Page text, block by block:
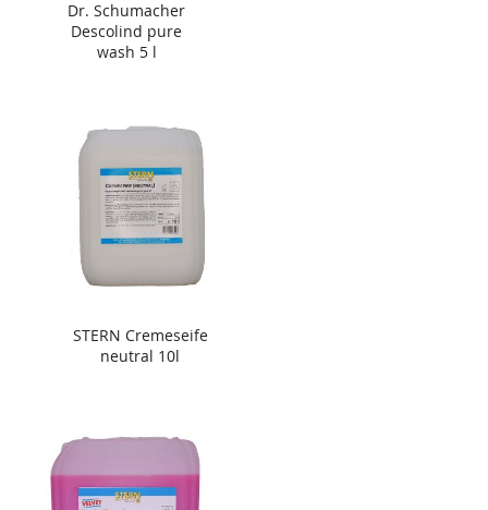
Dr. Schumacher
Descolind pure
wash 5 l
STERN Cremeseife
neutral 10l